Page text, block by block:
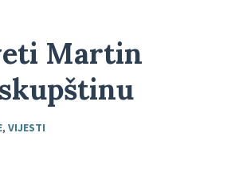
Martin
, VIJESTI